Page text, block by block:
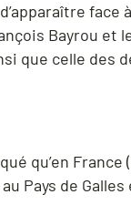
face
Bayrou et
que celle des
qu’en France
Pays de Galles